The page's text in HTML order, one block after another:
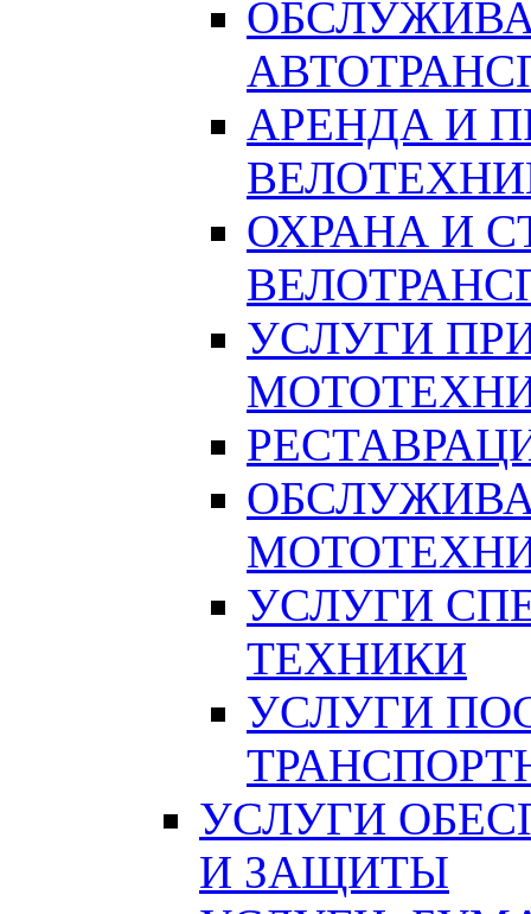
АРЕНДА И
ОХРАНА И
УСЛУГИ
УСЛУГИ
ТЕХНИКИ
УСЛУГИ
УСЛУГИ
И ЗАЩИТЫ